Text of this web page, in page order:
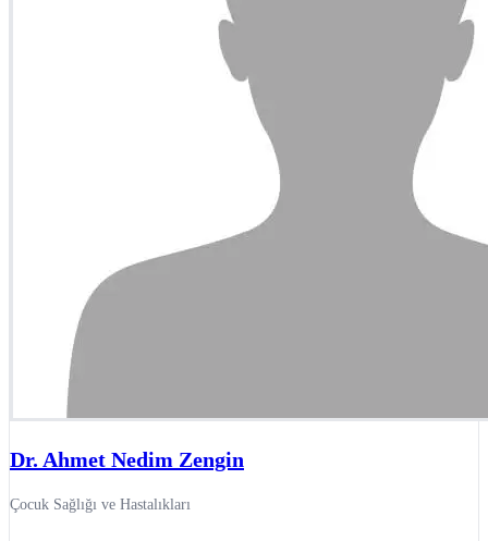
Dr. Ahmet Nedim Zengin
Çocuk Sağlığı ve Hastalıkları